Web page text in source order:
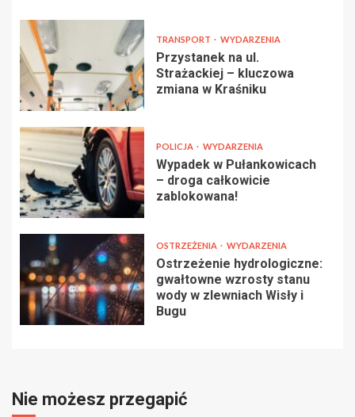
TRANSPORT WYDARZENIA
Przystanek na ul.
Strażackiej – kluczowa
zmiana w Kraśniku
POLICJA WYDARZENIA
Wypadek w Pułankowicach
– droga całkowicie
zablokowana!
OSTRZEŻENIA WYDARZENIA
Ostrzeżenie hydrologiczne:
gwałtowne wzrosty stanu
wody w zlewniach Wisły i
Bugu
Nie możesz przegapić